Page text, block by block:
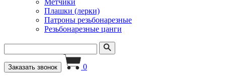
Метчики
Плашки (лерки)
Патроны резьбонарезные
Резьбонарезные цанги
Заказать звонок 0